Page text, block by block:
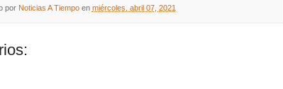
por Noticias A Tiempo en miércoles, abril 07, 2021